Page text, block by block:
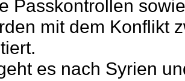
Passkontrollen
mit dem Konflikt
es nach Syrien